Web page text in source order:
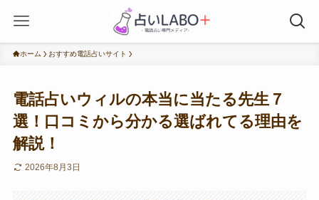
ホーム おすすめ電話占いサイト
電話占いウィルの本当に当たる先生７
選！口コミから分かる選ばれてる理由を
解説！
2026年8月3日